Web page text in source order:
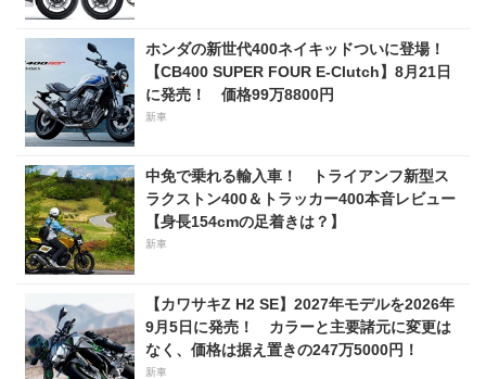
ホンダの新世代400ネイキッドついに登場！
【CB400 SUPER FOUR E-Clutch】8月21日
に発売！ 価格99万8800円
新車
中免で乗れる輸入車！ トライアンフ新型ス
ラクストン400＆トラッカー400本音レビュー
【身長154cmの足着きは？】
新車
【カワサキZ H2 SE】2027年モデルを2026年
9月5日に発売！ カラーと主要諸元に変更は
なく、価格は据え置きの247万5000円！
新車